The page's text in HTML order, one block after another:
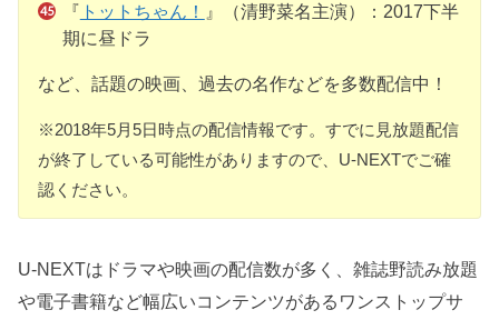
『 トットちゃん！
』（清野菜名主演）：2017下半
期に昼ドラ
など、話題の映画、過去の名作などを多数配信中！
※2018年5月5日時点の配信情報です。すでに見放題配信
が終了している可能性がありますので、U-NEXTでご確
認ください。
U-NEXTはドラマや映画の配信数が多く、雑誌野読み放題
や電子書籍など幅広いコンテンツがあるワンストップサ